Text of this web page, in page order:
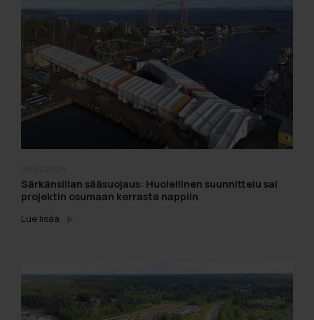
Särkänsillan sääsuojaus: Huolellinen suunnittelu sai
projektin osumaan kerrasta nappiin
Lue lisää